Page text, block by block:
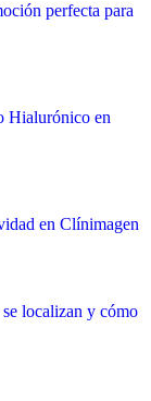
perfecta para
Hialurónico en
en Clínimagen
localizan y cómo